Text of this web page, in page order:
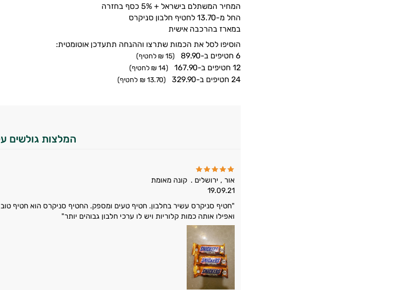
המחיר המשתלם בישראל + 5% כסף בחזרה
החל מ-13.70 לחטיף חלבון סניקרס
במארז בהרכבה אישית
הוסיפו לסל את הכמות שתרצו וההנחה תתעדכן אוטומטית:
6 חטיפים ב-89.90
(15 ₪ לחטיף)
12 חטיפים ב-167.90 (14 ₪ לחטיף)
24 חטיפים ב-329.90 (13.70 ₪ לחטיף)
המלצות גולשים
אור , ירושלים . קונה מאומת
19.09.21
"חטיף סניקרס עשיר בחלבון. חטיף טעים ומספק. החטיף סניקרס הוא חטיף טוב
ואפילו אותה כמות קלוריות ויש לו ערכי חלבון גבוהים יותר"